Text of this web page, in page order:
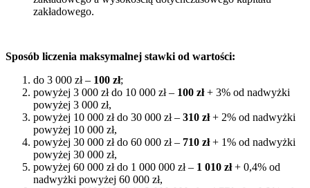
zakładowego.
Sposób liczenia maksymalnej stawki od wartości:
do 3 000 zł – 100 zł;
powyżej 3 000 zł do 10 000 zł – 100 zł+ 3% od nadwyżki
powyżej 3 000 zł,
powyżej 10 000 zł do 30 000 zł – 310 zł+ 2% od nadwyżki
powyżej 10 000 zł,
powyżej 30 000 zł do 60 000 zł – 710 zł+ 1% od nadwyżki
powyżej 30 000 zł,
powyżej 60 000 zł do 1 000 000 zł – 1 010 zł+ 0,4% od
nadwyżki powyżej 60 000 zł,